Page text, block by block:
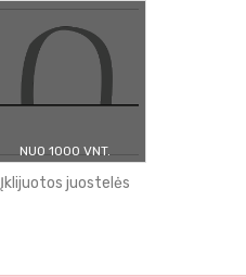
NUO 1000 VNT.
Įklijuotos juostelės